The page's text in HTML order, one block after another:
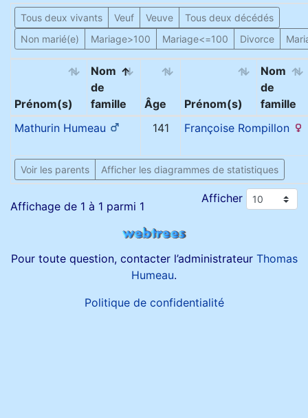
Tous deux vivants Veuf Veuve
Tous deux décédés
Non marié(e)
Mariage>100 Mariage<=100 Divorce
Prénom(s)
Nom
de
famille
Âge Prénom(s)
Nom
de
famille
Mathurin Humeau 141 Françoise Rompillon
Voir les parents Afficher les diagrammes de statistiques
Affichage de 1 à 1 parmi 1
Afficher
Pour toute question, contacter l’administrateur Thomas
Humeau.
Politique de confidentialité